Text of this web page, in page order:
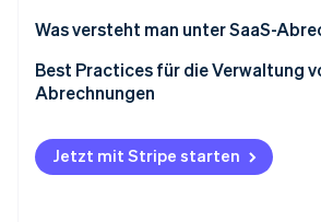
Betrugsprävention
Atlas
Start-up-Gründung
Climate
Identity
Online-Identitätsprüfung
Partner
Stripe App-
Was versteht man unter SaaS-
Best Practices für die Verwaltung
Abrechnungen
Detaillierte Berichterstattung
Zentrale Abrechnung
Jetzt mit Stripe starten